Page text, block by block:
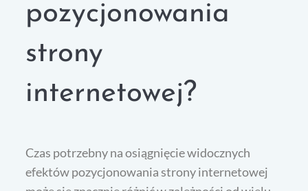
pozycjonowania
strony
internetowej?
Czas potrzebny na osiągnięcie widocznych
efektów pozycjonowania strony internetowej